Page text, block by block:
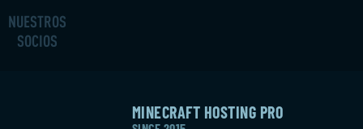
NUESTROS
SOCIOS
MINECRAFT HOSTING PRO